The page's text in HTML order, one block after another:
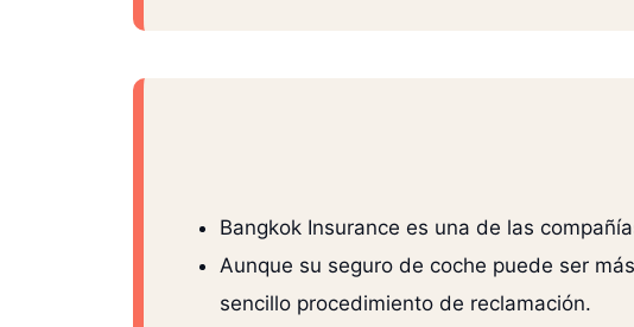
Bangkok Insurance es una de las
Aunque su seguro de coche puede ser
sencillo procedimiento de reclamación.